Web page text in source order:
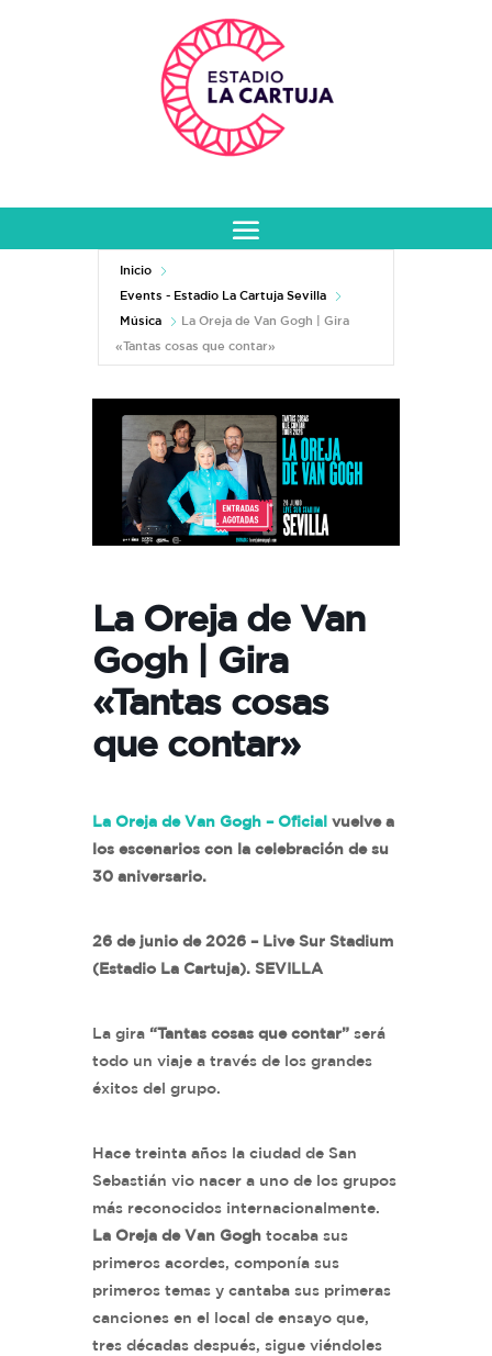
Inicio
Events - Estadio La Cartuja Sevilla
Música
La Oreja de Van Gogh | Gira
«Tantas cosas que contar»
La Oreja de Van
Gogh | Gira
«Tantas cosas
que contar»
La Oreja de Van Gogh – Oficial vuelve a
los escenarios con la celebración de su
30 aniversario.
26 de junio de 2026 – Live Sur Stadium
(Estadio La Cartuja). SEVILLA
La gira “Tantas cosas que contar” será
todo un viaje a través de los grandes
éxitos del grupo.
Hace treinta años la ciudad de San
Sebastián vio nacer a uno de los grupos
más reconocidos internacionalmente.
La Oreja de Van Gogh tocaba sus
primeros acordes, componía sus
primeros temas y cantaba sus primeras
canciones en el local de ensayo que,
tres décadas después, sigue viéndoles